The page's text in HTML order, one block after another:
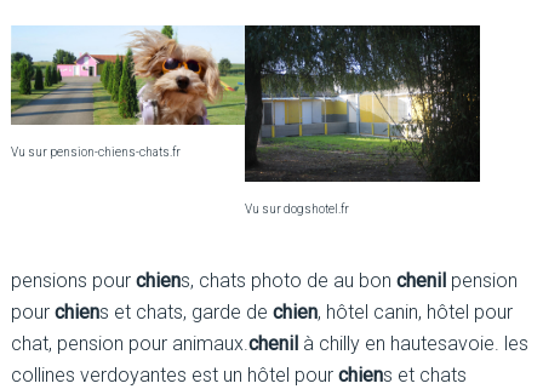
Vu sur pension-chiens-chats.fr
Vu sur dogshotel.fr
pensions pour chiens, chats photo de au bon chenil pension
pour chiens et chats, garde de chien, hôtel canin, hôtel pour
chat, pension pour animaux.chenil à chilly en hautesavoie. les
collines verdoyantes est un hôtel pour chiens et chats